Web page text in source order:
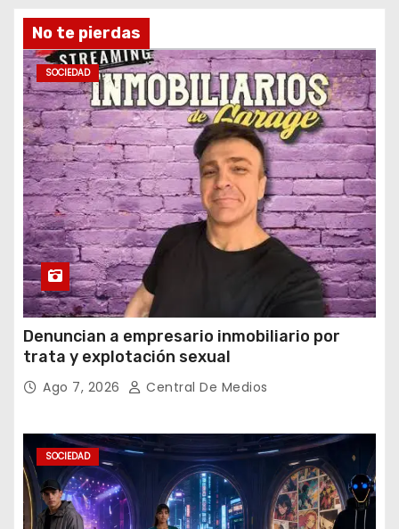
No te pierdas
SOCIEDAD
Denuncian a empresario inmobiliario por
trata y explotación sexual
Ago 7, 2026 Central De Medios
SOCIEDAD